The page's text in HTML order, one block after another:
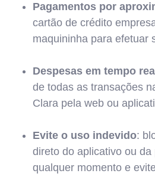
Pagamentos por
cartão de crédito
maquininha para efetuar
Despesas em tempo
de todas as transações
Clara pela web ou
Evite o uso indevido:
direto do aplicativo ou da
qualquer momento e